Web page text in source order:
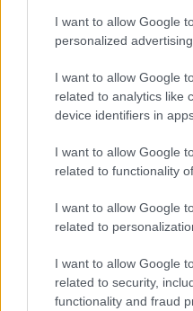
I want to allow Google
personalized advertising.
I want to allow Google
related to analytics like
device identifiers in
I want to allow Google
related to functionality
I want to allow Google
related to
I want to allow Google
related to security,
functionality and fraud
1
Újabb korábbi F2-es